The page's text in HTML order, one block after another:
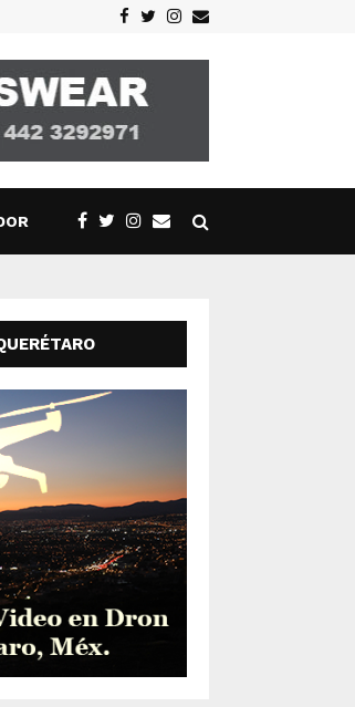
Facebook
TwitterInstagram
Email